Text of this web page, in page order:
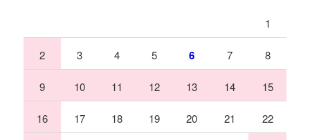
珪藻土(フラッシュクリーン・MPパウダー)
無垢材・一枚板の加工
木製提案製品(外構・外壁)
1
2 3 4 5 6 7 8
9 10 11 12 13 14 15
16 17 18 19 20 21 22